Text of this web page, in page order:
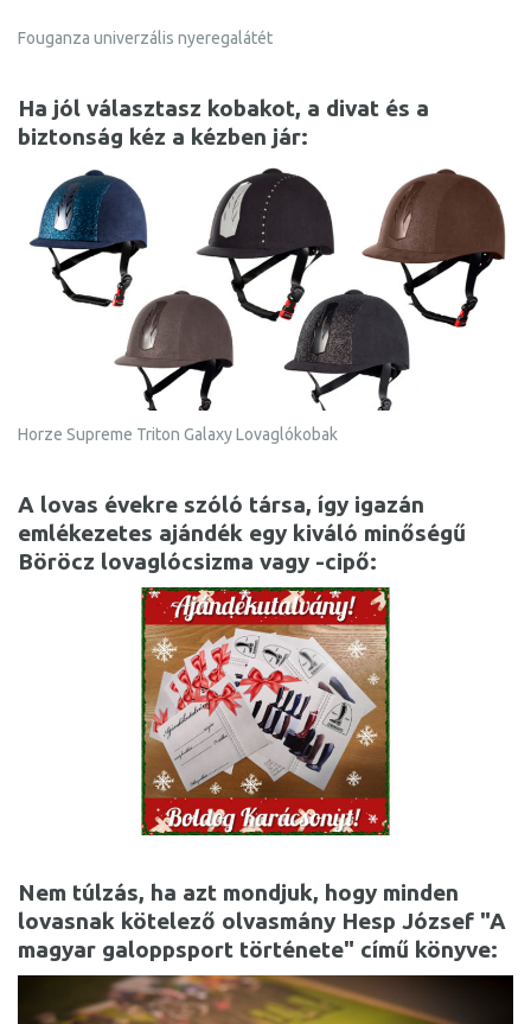
Fouganza univerzális nyeregalátét
Ha jól választasz kobakot, a divat és a
biztonság kéz a kézben jár:
Horze Supreme Triton Galaxy Lovaglókobak
A lovas évekre szóló társa, így igazán
emlékezetes ajándék egy kiváló minőségű
Böröcz lovaglócsizma vagy -cipő:
Nem túlzás, ha azt mondjuk, hogy minden
lovasnak kötelező olvasmány Hesp József "A
magyar galoppsport története" című könyve: